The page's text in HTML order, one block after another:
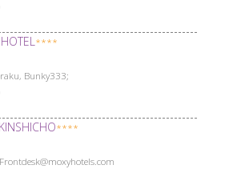
****
Bunky333;
****